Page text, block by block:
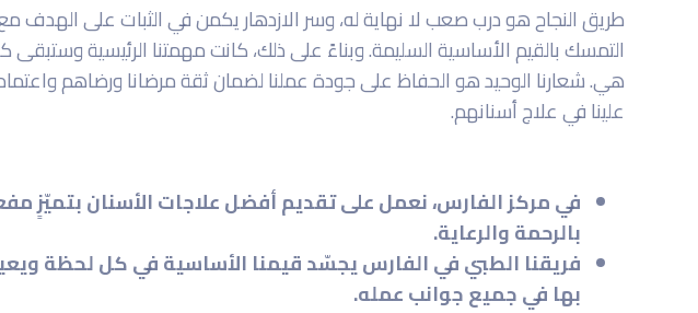
طريق النجاح هو درب صعب لا نهاية له، وسر الازدهار يكمن في الثبات على الهدف
التمسك بالقيم الأساسية السليمة. وبناءً على ذلك، كانت مهمتنا الرئيسية وستبقى
هي. شعارنا الوحيد هو الحفاظ على جودة عملنا لضمان ثقة مرضانا ورضاهم
علينا في علاج أسنانهم.
في مركز الفارس، نعمل على تقديم أفضل علاجات الأسنان بتميّزٍ
بالرحمة والرعاية.
فريقنا الطبي في الفارس يجسّد قيمنا الأساسية في كل لحظة
بها في جميع جوانب عمله.